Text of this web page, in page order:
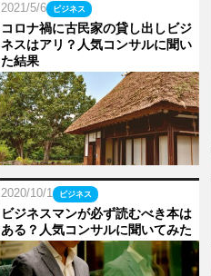
2021/5/6 ビジネス
コロナ禍に古民家の貸し出しビジ
ネスはアリ？人気コンサルに聞い
た結果
2020/10/1 ビジネス
ビジネスマンが必ず読むべき本は
ある？人気コンサルに聞いてみた